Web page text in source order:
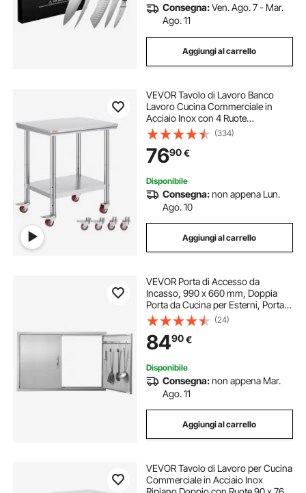
Consegna:Ven. Ago. 7 - Mar.
Ago. 11
Aggiungi al carrello
VEVOR Tavolo di Lavoro Banco
Lavoro Cucina Commerciale in
Acciaio Inox con 4 Ruote
Regolabile, Tavolo Piano Doppio
76x60x80cm Acciaio Inox Altezza
Regolabile con Ruote Blocco, Banco
Lavoro da Cucina
(334)
7690€
Disponibile
Consegna:non appena Lun.
Ago. 10
Aggiungi al carrello
VEVOR Porta di Accesso da
Incasso, 990 x 660 mm, Doppia
Porta da Cucina per Esterni, Porta
in Acciaio Inox Montaggio a
Incasso, Porta a Parete Verticale,
Stazione Cucina da Esterno
(24)
8490€
Disponibile
Consegna:non appena Mar.
Ago. 11
Aggiungi al carrello
VEVOR Tavolo di Lavoro per Cucina
Commerciale in Acciaio Inox